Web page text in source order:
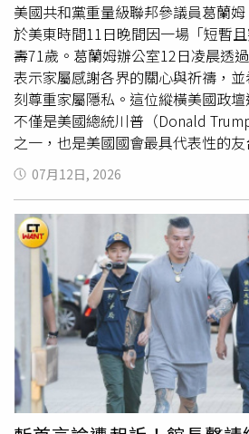
美國共和黨重量級聯邦參議員葛蘭姆
於美東時間11日晚間因一場「短暫
壽71歲。葛蘭姆辦公室12日凌晨透
表示家屬感謝各界的關心與祈禱，
刻尊重家屬隱私。這位縱橫美國政壇
不僅是美國總統川普（Donald
之一，也是美國國會最具代表性的
問台灣，長期支持台美合作、烏克
美國共和黨重量級聯邦參議員葛蘭
71歲，消息震撼美國政壇。綜合《
NBC News、路透社、美聯社等外媒
度當選聯邦眾議員，2002年當選聯
就任，之後於2008年、2014年及
定在今年11月競選第五個六年任期
委員會（Senate Budget Committee
外交、國防及國家安全事務的重要
有舉足輕重的影響力。葛蘭姆與川
於2016年共和黨總統初選期間投入
評川普不適任總統，雙方一度隔空
後，兩人逐漸修復關係，葛蘭姆也成
07月12日, 2026